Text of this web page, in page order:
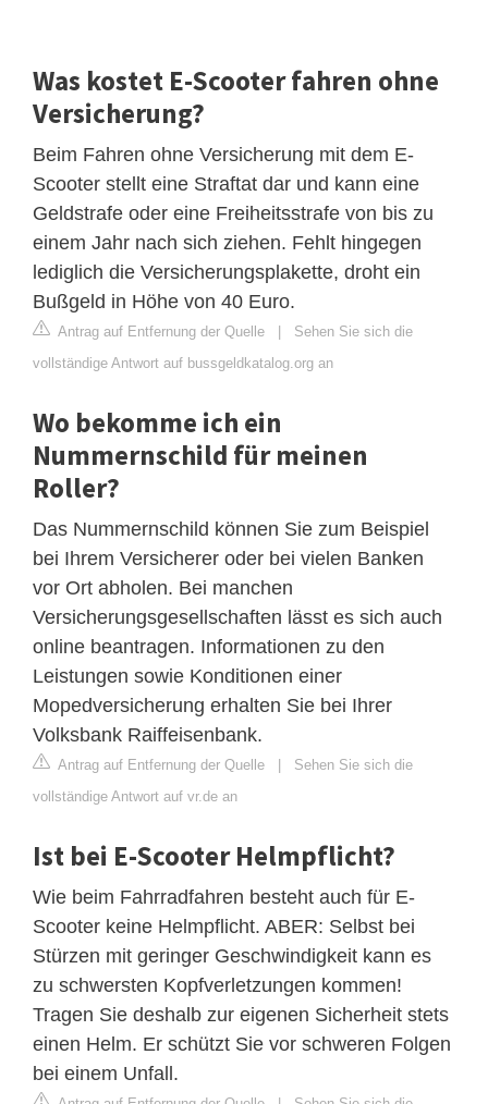
Was kostet E-Scooter fahren ohne
Versicherung?
Beim Fahren ohne Versicherung mit dem E-
Scooter stellt eine Straftat dar und kann eine
Geldstrafe oder eine Freiheitsstrafe von bis zu
einem Jahr nach sich ziehen. Fehlt hingegen
lediglich die Versicherungsplakette, droht ein
Bußgeld in Höhe von 40 Euro.
Antrag auf Entfernung der Quelle | Sehen Sie sich die
vollständige Antwort auf bussgeldkatalog.org an
Wo bekomme ich ein
Nummernschild für meinen
Roller?
Das Nummernschild können Sie zum Beispiel
bei Ihrem Versicherer oder bei vielen Banken
vor Ort abholen. Bei manchen
Versicherungsgesellschaften lässt es sich auch
online beantragen. Informationen zu den
Leistungen sowie Konditionen einer
Mopedversicherung erhalten Sie bei Ihrer
Volksbank Raiffeisenbank.
Antrag auf Entfernung der Quelle | Sehen Sie sich die
vollständige Antwort auf vr.de an
Ist bei E-Scooter Helmpflicht?
Wie beim Fahrradfahren besteht auch für E-
Scooter keine Helmpflicht. ABER: Selbst bei
Stürzen mit geringer Geschwindigkeit kann es
zu schwersten Kopfverletzungen kommen!
Tragen Sie deshalb zur eigenen Sicherheit stets
einen Helm. Er schützt Sie vor schweren Folgen
bei einem Unfall.